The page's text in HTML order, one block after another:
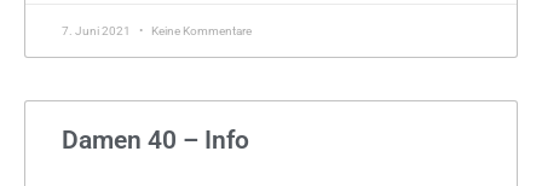
7. Juni 2021 Keine Kommentare
Damen 40 – Info